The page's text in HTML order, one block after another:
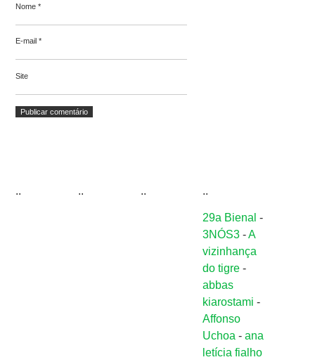
Nome*
E-mail*
Site
.. .. .. ..
29a Bienal -
3NÓS3 -A
vizinhança
do tigre -
abbas
kiarostami -
Affonso
Uchoa -ana
letícia fialho